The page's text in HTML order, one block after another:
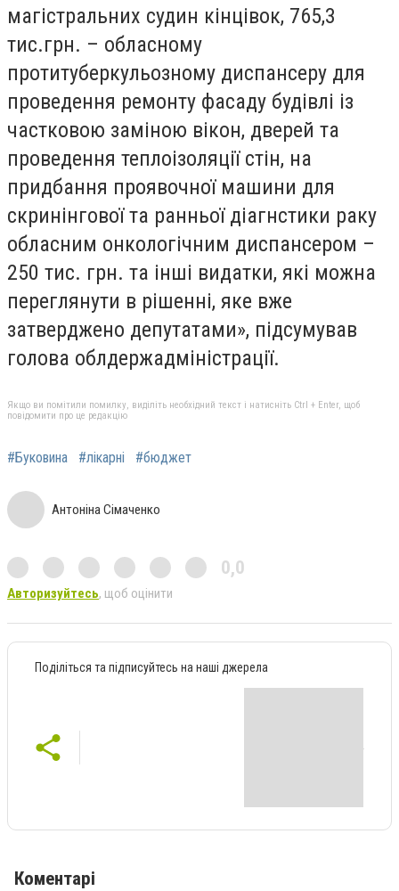
магістральних судин кінцівок, 765,3
тис.грн. – обласному
протитуберкульозному диспансеру для
проведення ремонту фасаду будівлі із
частковою заміною вікон, дверей та
проведення теплоізоляції стін, на
придбання проявочної машини для
скринінгової та ранньої діагнстики раку
обласним онкологічним диспансером –
250 тис. грн. та інші видатки, які можна
переглянути в рішенні, яке вже
затверджено депутатами», підсумував
голова облдержадміністрації.
Якщо ви помітили помилку, виділіть необхідний текст і натисніть Ctrl + Enter, щоб
повідомити про це редакцію
#Буковина #лікарні #бюджет
Антоніна Сімаченко
0,0
Авторизуйтесь, щоб оцінити
Поділіться та підписуйтесь на наші джерела
Коментарі